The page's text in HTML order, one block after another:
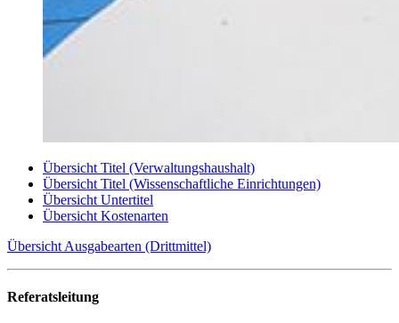
Übersicht Titel (Verwaltungshaushalt)
Übersicht Titel (Wissenschaftliche Einrichtungen)
Übersicht Untertitel
Übersicht Kostenarten
Übersicht Ausgabearten (Drittmittel)
Referatsleitung